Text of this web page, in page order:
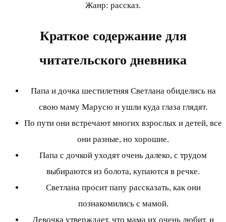
Жанр: рассказ.
Краткое содержание для
читательского дневника
Папа и дочка шестилетняя Светлана обиделись на
свою маму Марусю и ушли куда глаза глядят.
По пути они встречают многих взрослых и детей, все
они разные, но хорошие.
Папа с дочкой уходят очень далеко, с трудом
выбираются из болота, купаются в речке.
Светлана просит папу рассказать, как они
познакомились с мамой.
Девочка утверждает, что мама их очень любит, и